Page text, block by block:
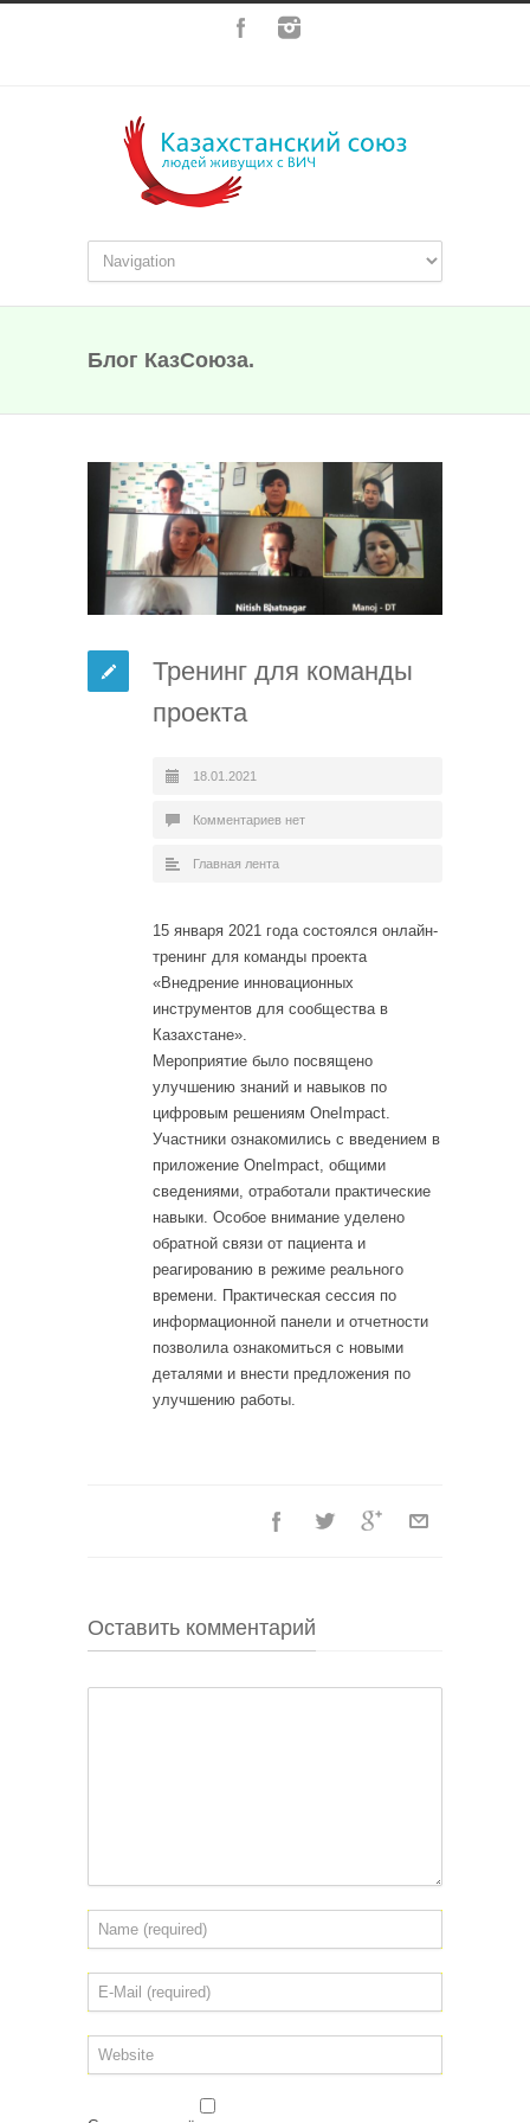
Блог КазСоюза.
Тренинг для команды
проекта
18.01.2021
Комментариев нет
Главная лента
15 января 2021 года состоялся онлайн-
тренинг для команды проекта
«Внедрение инновационных
инструментов для сообщества в
Казахстане».
Мероприятие было посвящено
улучшению знаний и навыков по
цифровым решениям OneImpact.
Участники ознакомились с введением в
приложение OneImpact, общими
сведениями, отработали практические
навыки. Особое внимание уделено
обратной связи от пациента и
реагированию в режиме реального
времени. Практическая сессия по
информационной панели и отчетности
позволила ознакомиться с новыми
деталями и внести предложения по
улучшению работы.
Оставить комментарий